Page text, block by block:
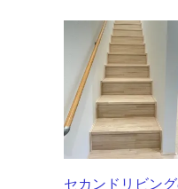
セカンドリビン